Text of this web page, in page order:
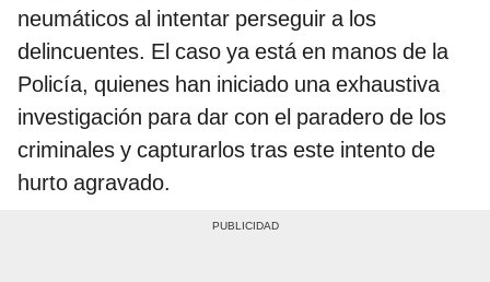
neumáticos al intentar perseguir a los
delincuentes. El caso ya está en manos de la
Policía, quienes han iniciado una exhaustiva
investigación para dar con el paradero de los
criminales y capturarlos tras este intento de
hurto agravado.